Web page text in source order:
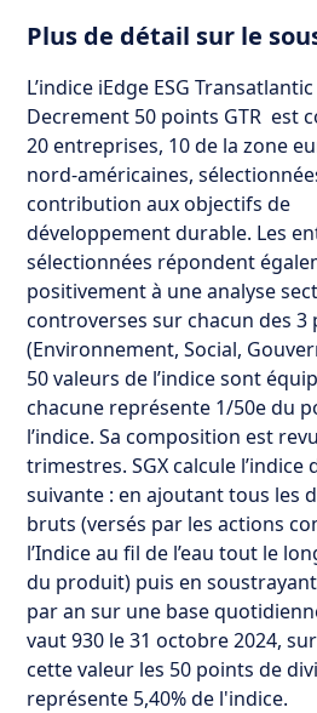
Plus de détail sur le
L’indice iEdge ESG
Decrement 50 points GTR est
20 entreprises, 10 de la zone
nord-américaines,
contribution aux objectifs de
développement durable. Les
sélectionnées répondent
positivement à une analyse
controverses sur chacun des 3
(Environnement, Social,
50 valeurs de l’indice sont
chacune représente 1/50e du
l’indice. Sa composition est
trimestres. SGX calcule l’indice
suivante : en ajoutant tous les
bruts (versés par les actions
l’Indice au fil de l’eau tout le
du produit) puis en
par an sur une base
vaut 930 le 31 octobre 2024,
cette valeur les 50 points de
représente 5,40% de l'indice.